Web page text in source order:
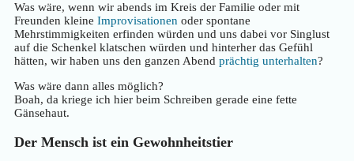
Was wäre, wenn wir abends im Kreis der Familie oder mit
Freunden kleine Improvisationen oder spontane
Mehrstimmigkeiten erfinden würden und uns dabei vor Singlust
auf die Schenkel klatschen würden und hinterher das Gefühl
hätten, wir haben uns den ganzen Abend prächtig unterhalten?
Was wäre dann alles möglich?
Boah, da kriege ich hier beim Schreiben gerade eine fette
Gänsehaut.
Der Mensch ist ein Gewohnheitstier